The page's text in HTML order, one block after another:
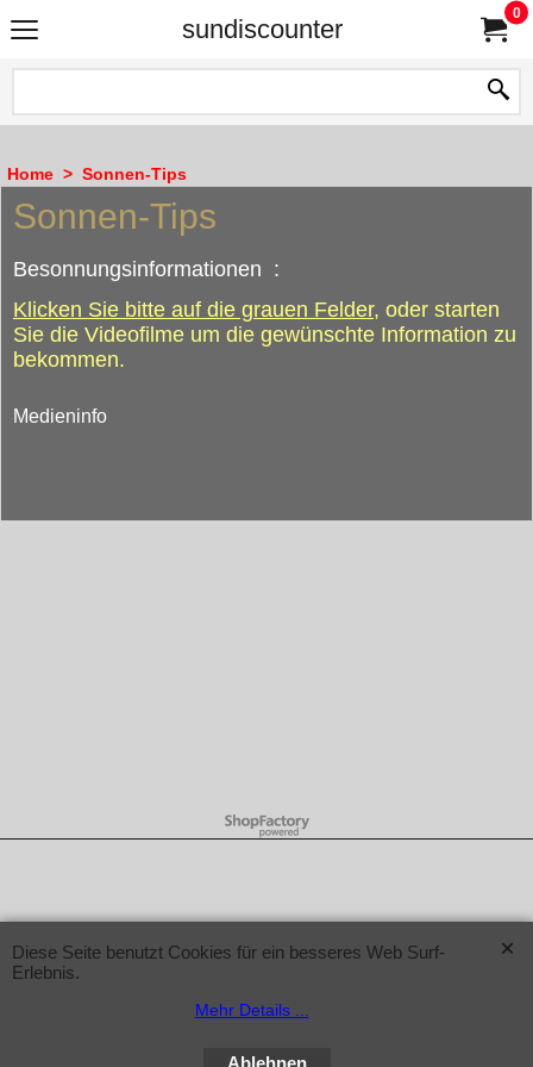
sundiscounter
0
Home > Sonnen-Tips
Sonnen-Tips
Besonnungsinformationen :
Klicken Sie bitte auf die grauen Felder, oder starten
Sie die Videofilme um die gewünschte Information zu
bekommen.
Medieninfo
WebShop erstellt mit ShopFactory Shop Software.
Diese Seite benutzt Cookies für ein besseres Web Surf-
Erlebnis.
Mehr Details ...
Ablehnen